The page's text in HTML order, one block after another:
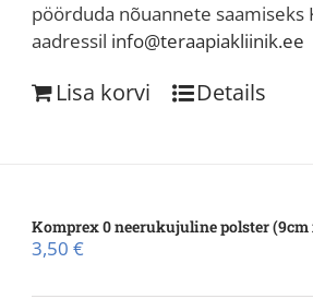
pöörduda nõuannete
aadressil info@teraapiakliinik.ee
Lisa korvi Details
Komprex 0 neerukujuline polster (9cm
3,50€